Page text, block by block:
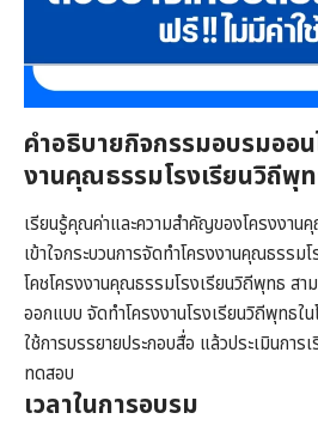
คำอธิบายกิจกรรมอบรมออน
งานคุณธรรมโรงเรียนวิถีพุ
เรียนรู้คุณค่าและความสำคัญของโครงงาน
เข้าใจกระบวนการจัดทำโครงงานคุณธรรม
โคชโครงงานคุณธรรมโรงเรียนวิถีพุทธ สา
ออกแบบ จัดทำโครงงานโรงเรียนวิถีพุทธใ
ใช้การบรรยายประกอบสื่อ แล้วประเมินการ
ทดสอบ
เวลาในการอบรม